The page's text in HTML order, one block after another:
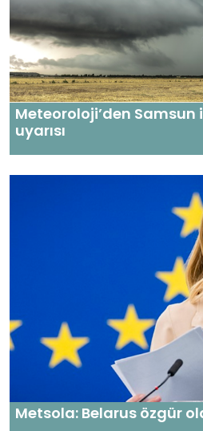
Meteoroloji’den Samsun
uyarısı
Metsola: Belarus özgür